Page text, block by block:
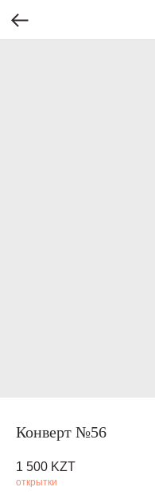
Конверт №56
1 500 KZT
открытки